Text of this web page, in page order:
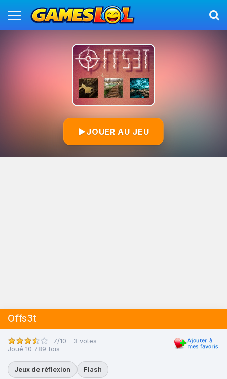
▶JOUER AU JEU
Offs3t
7/10 - 3 votes
Joué 10 789 fois
Jeux de réflexion Flash